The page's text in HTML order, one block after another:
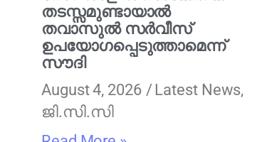
തടസ്സമുണ്ടായാൽ
തവാസുൽ സർവീസ്
ഉപയോഗപ്പെടുത്താമെന്ന്
സൗദി
August 4, 2026
Latest News,
ജി.സി.സി